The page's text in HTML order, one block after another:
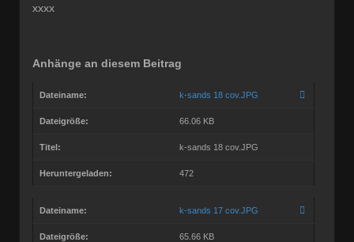
xxxx
Anhänge an diesem Beitrag
Dateiname: k-sands 18 cov.JPG
Dateigröße: 66.06 KB
Titel: k-sands 18 cov.JPG
Heruntergeladen: 472
Dateiname: k-sands 17 cov.JPG
Dateigröße: 65.66 KB